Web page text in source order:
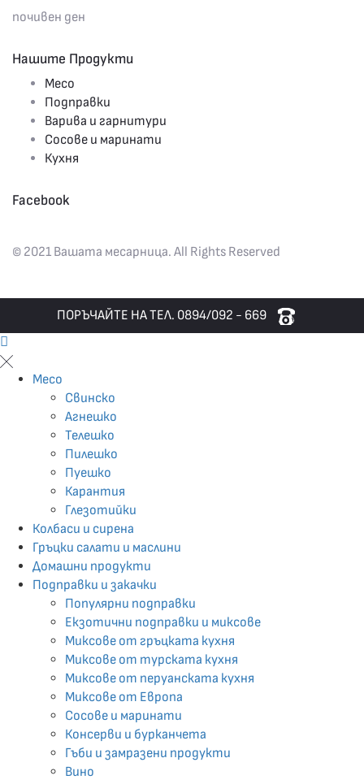
почивен ден
Нашите Продукти
Месо
Подправки
Варива и гарнитури
Сосове и маринати
Кухня
Facebook
© 2021 Вашата месарница. All Rights Reserved
ПОРЪЧАЙТЕ НА ТЕЛ. 0894/092 - 669
Месо
Свинско
Агнешко
Телешко
Пилешко
Пуешко
Карантия
Глезотийки
Колбаси и сирена
Гръцки салати и маслини
Домашни продукти
Подправки и закачки
Популярни подправки
Екзотични подпрaвки и миксове
Миксове от гръцката кухня
Миксове от турската кухня
Миксове от перуанската кухня
Миксове от Европа
Сосове и маринати
Консерви и бурканчета
Гъби и замразени продукти
Вино